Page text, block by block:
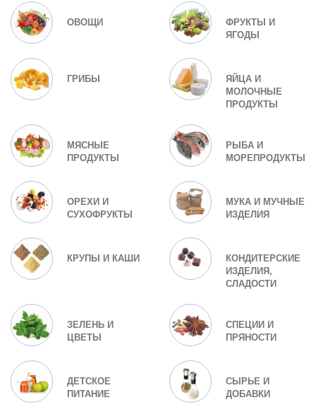
ОВОЩИ
ФРУКТЫ И
ЯГОДЫ
ГРИБЫ
ЯЙЦА И
МОЛОЧНЫЕ
ПРОДУКТЫ
МЯСНЫЕ
ПРОДУКТЫ
РЫБА И
МОРЕПРОДУКТЫ
ОРЕХИ И
СУХОФРУКТЫ
МУКА И МУЧНЫЕ
ИЗДЕЛИЯ
КРУПЫ И КАШИ
КОНДИТЕРСКИЕ
ИЗДЕЛИЯ,
СЛАДОСТИ
ЗЕЛЕНЬ И
ЦВЕТЫ
СПЕЦИИ И
ПРЯНОСТИ
ДЕТСКОЕ
ПИТАНИЕ
СЫРЬЕ И
ДОБАВКИ